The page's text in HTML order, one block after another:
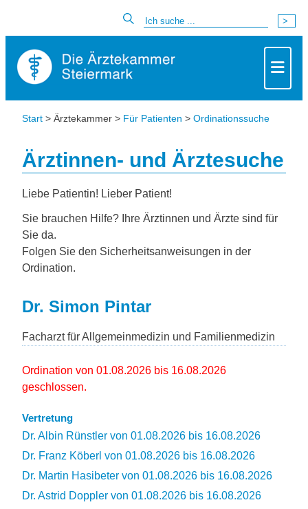
Start > Ärztekammer > Für Patienten > Ordinationssuche
Ärztinnen- und Ärztesuche
Liebe Patientin! Lieber Patient!
Sie brauchen Hilfe? Ihre Ärztinnen und Ärzte sind für
Sie da.
Folgen Sie den Sicherheitsanweisungen in der
Ordination.
Dr. Simon Pintar
Facharzt für Allgemeinmedizin und Familienmedizin
Ordination von 01.08.2026 bis 16.08.2026
geschlossen.
Vertretung
Dr. Albin Rünstler von 01.08.2026 bis 16.08.2026
Dr. Franz Köberl von 01.08.2026 bis 16.08.2026
Dr. Martin Hasibeter von 01.08.2026 bis 16.08.2026
Dr. Astrid Doppler von 01.08.2026 bis 16.08.2026